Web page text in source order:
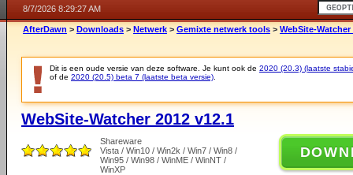
8/7/2026 8:29:27 AM
AfterDawn > Downloads > Netwerk > Gemixte netwerk tools > WebSite-Watcher
Dit is een oude versie van deze software. Je kunt ook de 2020 (20.3) (laatste
of de 2020 (20.5) beta 7 (laatste beta versie)
WebSite-Watcher 2012 v12.1
Shareware
Vista / Win10 / Win2k / Win7 / Win8 /
Win95 / Win98 / WinME / WinNT /
WinXP